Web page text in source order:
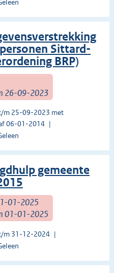
Sittard-
BRP)
26-09-2023
m 25-09-2023 met
06-01-2014
gemeente
01-2025
01-01-2025
m 31-12-2024